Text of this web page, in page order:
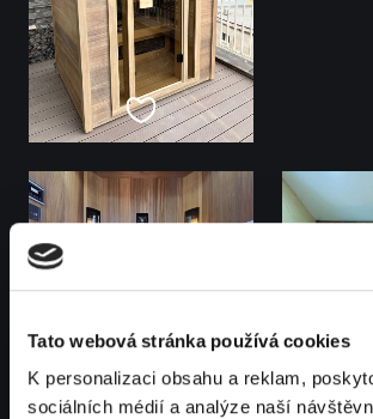
Tato webová stránka používá cookies
K personalizaci obsahu a reklam,
sociálních médií a analýze naší